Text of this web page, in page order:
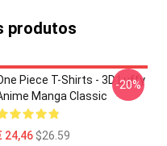
produtos
Piece T-Shirts - 3D Luffy
Manga Classic
24,46$26.59
-20%